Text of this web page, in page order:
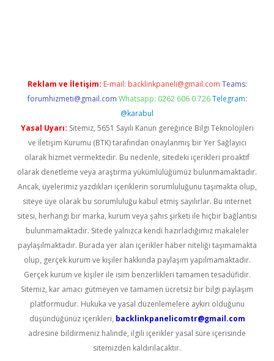
Reklam ve İletişim: E-mail: backlinkpaneli@gmail.com Teams:
forumhizmeti@gmail.com Whatsapp: 0262 606 0 726 Telegram:
@karabul
Yasal Uyarı: Sitemiz, 5651 Sayılı Kanun gereğince Bilgi Teknolojileri
ve İletişim Kurumu (BTK) tarafından onaylanmış bir Yer Sağlayıcı
olarak hizmet vermektedir. Bu nedenle, sitedeki içerikleri proaktif
olarak denetleme veya araştırma yükümlülüğümüz bulunmamaktadır.
Ancak, üyelerimiz yazdıkları içeriklerin sorumluluğunu taşımakta olup,
siteye üye olarak bu sorumluluğu kabul etmiş sayılırlar. Bu internet
sitesi, herhangi bir marka, kurum veya şahıs şirketi ile hiçbir bağlantısı
bulunmamaktadır. Sitede yalnızca kendi hazırladığımız makaleler
paylaşılmaktadır. Burada yer alan içerikler haber niteliği taşımamakta
olup, gerçek kurum ve kişiler hakkında paylaşım yapılmamaktadır.
Gerçek kurum ve kişiler ile isim benzerlikleri tamamen tesadüfidir.
Sitemiz, kar amacı gütmeyen ve tamamen ücretsiz bir bilgi paylaşım
platformudur. Hukuka ve yasal düzenlemelere aykırı olduğunu
düşündüğünüz içerikleri, backlinkpanelicomtr@gmail.com
adresine bildirmeniz halinde, ilgili içerikler yasal süre içerisinde
sitemizden kaldırılacaktır.